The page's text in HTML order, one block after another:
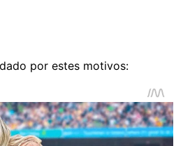
por estes motivos: